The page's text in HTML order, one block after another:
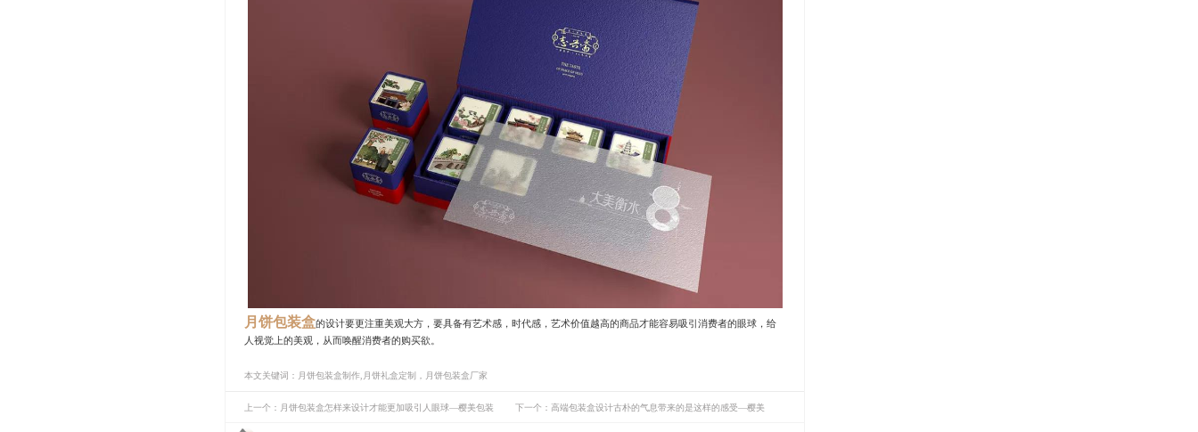
月饼包装盒的设计要更注重美观大方，要具备有艺术感，时代感，艺术价值越高的商品才能容易吸引消费者的眼球，给
人视觉上的美观，从而唤醒消费者的购买欲。
本文关键词：月饼包装盒制作,月饼礼盒定制，月饼包装盒厂家
上一个：月饼包装盒怎样来设计才能更加吸引人眼球—樱美包装 下一个：高端包装盒设计古朴的气息带来的是这样的感受—樱美